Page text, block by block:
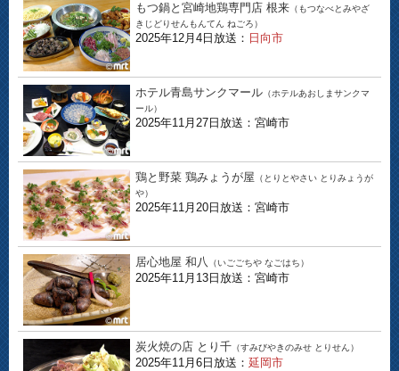
もつ鍋と宮崎地鶏専門店 根来 （もつなべとみやざ
きじどりせんもんてん ねごろ）
2025年12月4日放送： 日向市
ホテル青島サンクマール （ホテルあおしまサンクマ
ール）
2025年11月27日放送：宮崎市
鶏と野菜 鶏みょうが屋 （とりとやさい とりみょうが
や）
2025年11月20日放送：宮崎市
居心地屋 和八 （いごごちや なごはち）
2025年11月13日放送：宮崎市
炭火焼の店 とり千 （すみびやきのみせ とりせん）
2025年11月6日放送： 延岡市